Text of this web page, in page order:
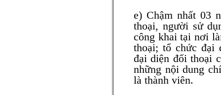
e) Chậm nhất 03
thoại, người sử
công khai tại nơi
thoại; tổ chức đại
đại diện đối thoại
những nội dung
là thành viên.